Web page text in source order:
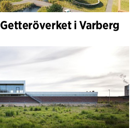
Getteröverket i Varberg